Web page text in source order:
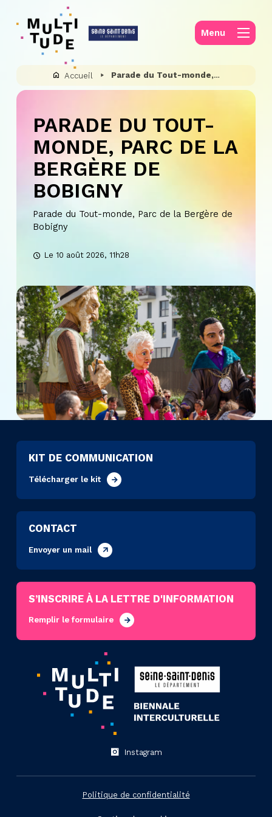
Menu
Accueil Parade du Tout-monde, Parc de la Bergère de Bobigny
PARADE DU TOUT-
MONDE, PARC DE LA
BERGÈRE DE
BOBIGNY
Parade du Tout-monde, Parc de la Bergère de
Bobigny
Le 10 août 2026, 11h28
KIT DE COMMUNICATION
Télécharger le kit
CONTACT
Envoyer un mail
S’INSCRIRE À LA LETTRE D'INFORMATION
Remplir le formulaire
Instagram
Politique de confidentialité
Panneau de gestion des cookies